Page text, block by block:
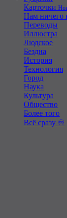
Карточки
Нам ничего
Переводы
Иллюстра
Людское
Бездна
История
Технология
Город
Наука
Культура
Общество
Более того
Всё сразу ♾️